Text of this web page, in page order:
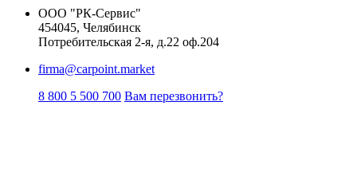
ООО "РК-Сервис"
454045, Челябинск
Потребительская 2-я, д.22 оф.204
firma@carpoint.market
8 800 5 500 700 Вам перезвонить?